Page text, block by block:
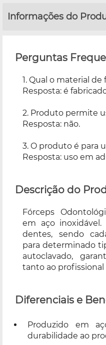
Informações do
Perguntas
1. Qual o material
Resposta: é
2. Produto permite
Resposta: não.
3. O produto é para
Resposta: uso em
Descrição do
Fórceps
em aço
dentes, sendo
para determinado
autoclavado,
tanto ao
Diferenciais e
Produzido em
durabilidade ao